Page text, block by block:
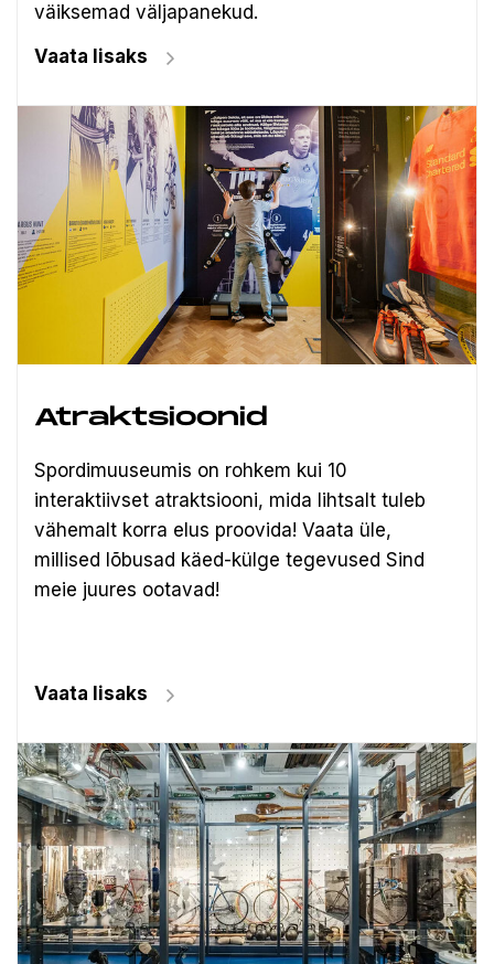
väiksemad väljapanekud.
Vaata lisaks
Atraktsioonid
Spordimuuseumis on rohkem kui 10
interaktiivset atraktsiooni, mida lihtsalt tuleb
vähemalt korra elus proovida! Vaata üle,
millised lõbusad käed-külge tegevused Sind
meie juures ootavad!
Vaata lisaks